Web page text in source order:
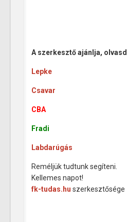
A szerkesztő ajánlja,
Lepke
Csavar
CBA
Fradi
Labdarúgás
Reméljük tudtunk segíteni.
Kellemes napot!
fk-tudas.hu szerkesztősége